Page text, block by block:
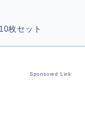
枚セット
Sponsored Link